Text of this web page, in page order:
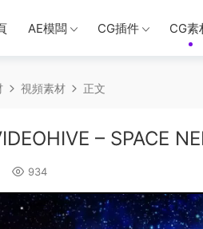
AE模闆 CG插件 CG素
視頻素材 正文
– SPACE
934